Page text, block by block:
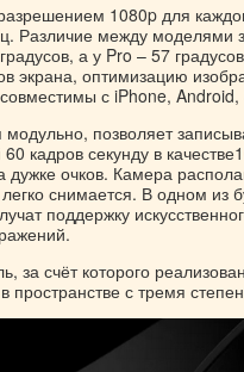
1080p для
Различие между моделями
а у Pro – 57
экрана, оптимизацию
с iPhone,
позволяет
кадров секунду в
дужке очков. Камера
снимается. В одном из
поддержку
за счёт которого
пространстве с тремя